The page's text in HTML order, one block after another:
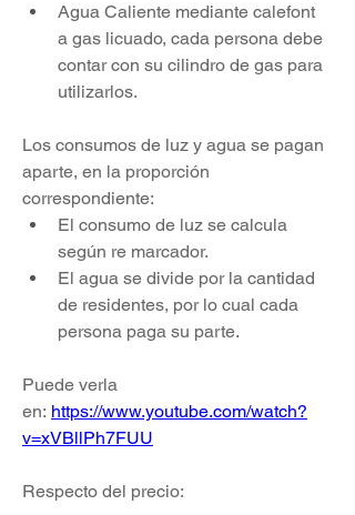
Agua Caliente mediante calefont
a gas licuado, cada persona debe
contar con su cilindro de gas para
utilizarlos.
Los consumos de luz y agua se pagan
aparte, en la proporción
correspondiente:
El consumo de luz se calcula
según re marcador.
El agua se divide por la cantidad
de residentes, por lo cual cada
persona paga su parte.
Puede verla
en: https://www.youtube.com/watch?
v=xVBllPh7FUU
Respecto del precio: